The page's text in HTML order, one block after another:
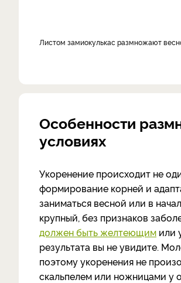
Листом замиокулькас размножают
Особенности
условиях
Укоренение происходит не
формирование корней и
заниматься весной или в
крупный, без признаков
должен быть желтеющим или
результата вы не увидите.
поэтому укоренения не
скальпелем или ножницами у